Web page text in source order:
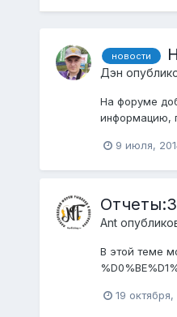
новости
Дэн
На форуме
информацию,
9 июля,
Ant
В этой теме
19 октября,